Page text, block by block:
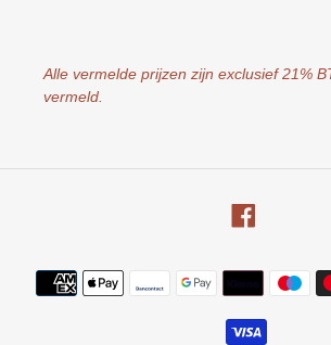
Alle vermelde prijzen zijn exclusief 21%
vermeld.